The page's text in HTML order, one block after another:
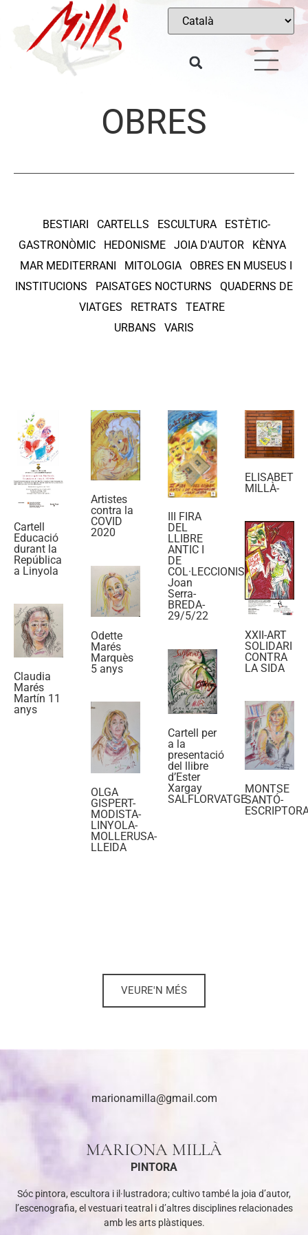
OBRES
BESTIARI CARTELLS ESCULTURA
ESTÈTIC-
GASTRONÒMIC
HEDONISME JOIA D'AUTOR
KÈNYA
MAR MEDITERRANI
MITOLOGIA
OBRES EN MUSEUS I
INSTITUCIONS
PAISATGES NOCTURNS
QUADERNS DE
VIATGES
RETRATS
TEATRE
URBANS
VARIS
Cartell
Educació
durant la
República
a Linyola
Artistes
contra la
COVID
2020
III FIRA
DEL
LLIBRE
ANTIC I
DE
COL·LECCIONISME,
Joan
Serra-
BREDA-
29/5/22
ELISABET
MILLÀ-
XXII-ART
SOLIDARI
CONTRA
LA SIDA
Odette
Marés
Marquès
5 anys
Claudia
Marés
Martín 11
anys
Cartell per
a la
presentació
del llibre
d’Ester
Xargay
SALFLORVATGE
MONTSE
SANTÓ-
OLGA
GISPERT-
MODISTA-
LINYOLA-
MOLLERUSA-
LLEIDA
VEURE'N MÉS
marionamilla@gmail.com
MARIONA MILLÀ
PINTORA
Sóc pintora, escultora i il·lustradora; cultivo també la joia d’autor,
l’escenografia, el vestuari teatral i d’altres disciplines relacionades
amb les arts plàstiques.